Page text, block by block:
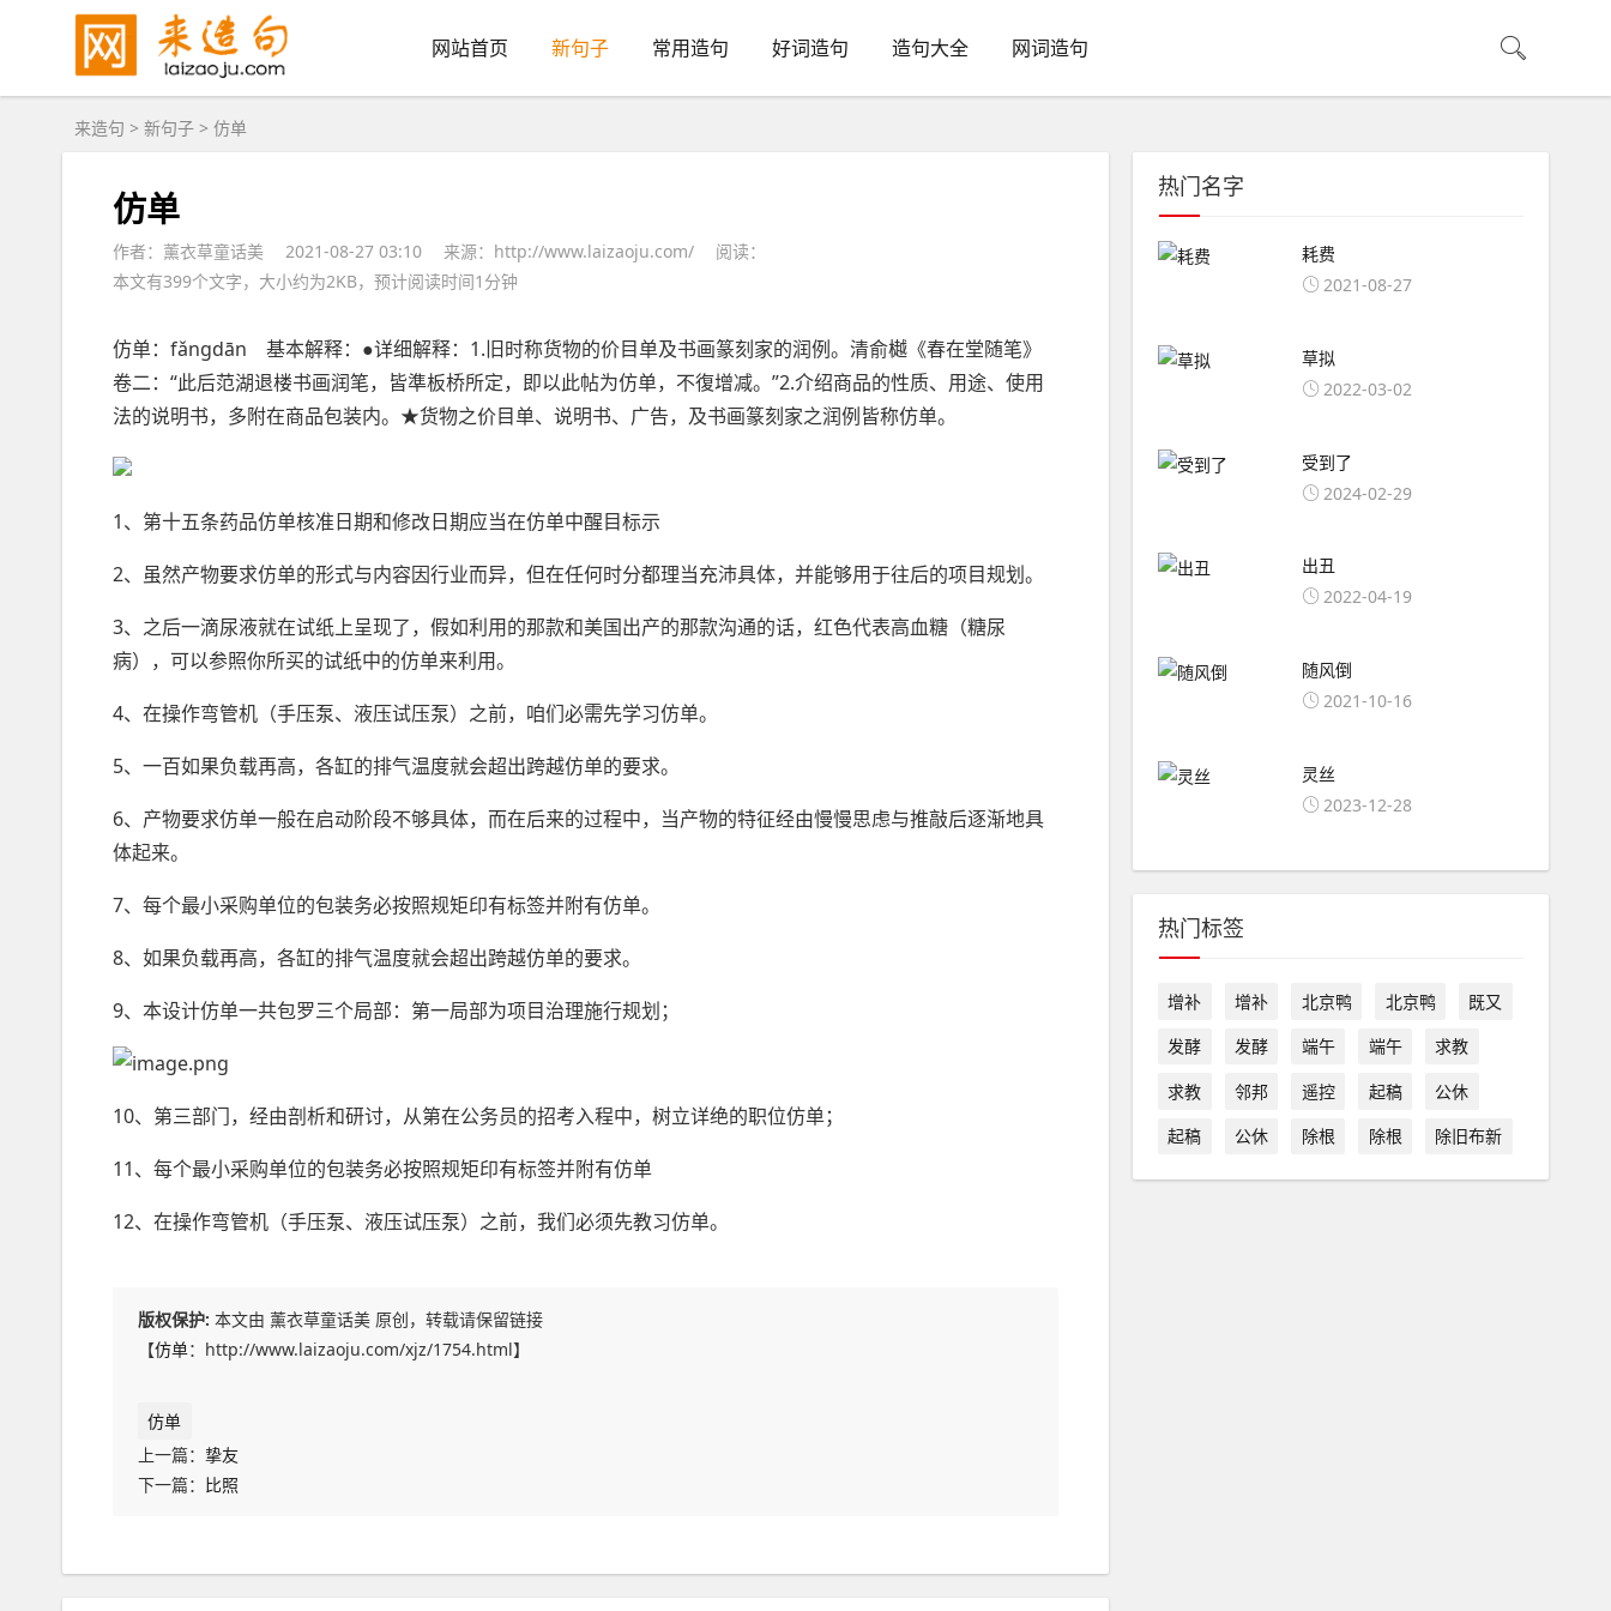
网站首页 新句子 常用造句 好词造句 造句大全 网词造句
来造句 > 新句子 > 仿单
仿单
作者：薰衣草童话美 2021-08-27 03:10 来源：http://www.laizaoju.com/
阅读：
本文有399个文字，大小约为2KB，预计阅读时间1分钟
仿单：fǎngdān 基本解释：●详细解释：1.旧时称货物的价目单及书画篆刻家的润例。清俞樾《春在堂随笔》
卷二：“此后范湖退楼书画润笔，皆準板桥所定，即以此帖为仿单，不復增减。”2.介绍商品的性质、用途、使用
法的说明书，多附在商品包装内。★货物之价目单、说明书、广告，及书画篆刻家之润例皆称仿单。
1、第十五条药品仿单核准日期和修改日期应当在仿单中醒目标示
2、虽然产物要求仿单的形式与内容因行业而异，但在任何时分都理当充沛具体，并能够用于往后的项目规划。
3、之后一滴尿液就在试纸上呈现了，假如利用的那款和美国出产的那款沟通的话，红色代表高血糖（糖尿
病），可以参照你所买的试纸中的仿单来利用。
4、在操作弯管机（手压泵、液压试压泵）之前，咱们必需先学习仿单。
5、一百如果负载再高，各缸的排气温度就会超出跨越仿单的要求。
6、产物要求仿单一般在启动阶段不够具体，而在后来的过程中，当产物的特征经由慢慢思虑与推敲后逐渐地具
体起来。
7、每个最小采购单位的包装务必按照规矩印有标签并附有仿单。
8、如果负载再高，各缸的排气温度就会超出跨越仿单的要求。
9、本设计仿单一共包罗三个局部：第一局部为项目治理施行规划；
10、第三部门，经由剖析和研讨，从第在公务员的招考入程中，树立详绝的职位仿单；
11、每个最小采购单位的包装务必按照规矩印有标签并附有仿单
12、在操作弯管机（手压泵、液压试压泵）之前，我们必须先教习仿单。
版权保护: 本文由 薰衣草童话美 原创，转载请保留链接
【仿单：http://www.laizaoju.com/xjz/1754.html】
仿单
上一篇： 挚友
下一篇： 比照
热门名字
耗费
2021-08-27
草拟
2022-03-02
受到了
2024-02-29
出丑
2022-04-19
随风倒
2021-10-16
灵丝
2023-12-28
热门标签
增补 增补 北京鸭 北京鸭
既又
发酵
发酵 端午 端午
求教
求教
邻邦 遥控 起稿
公休
起稿
公休 除根 除根 除旧布新